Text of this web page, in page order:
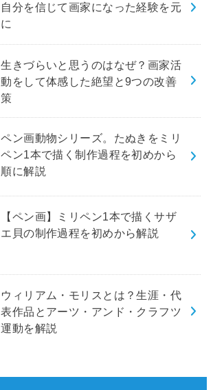
自分を信じて画家になった経験を元
に
生きづらいと思うのはなぜ？画家活
動をして体感した絶望と9つの改善
策
ペン画動物シリーズ。たぬきをミリ
ペン1本で描く制作過程を初めから
順に解説
【ペン画】ミリペン1本で描くサザ
エ貝の制作過程を初めから解説
ウィリアム・モリスとは？生涯・代
表作品とアーツ・アンド・クラフツ
運動を解説